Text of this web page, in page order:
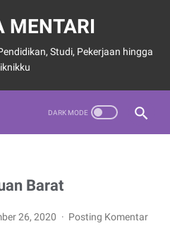
MENTARI
Studi, Pekerjaan hingga
Barat
26, 2020 Posting Komentar